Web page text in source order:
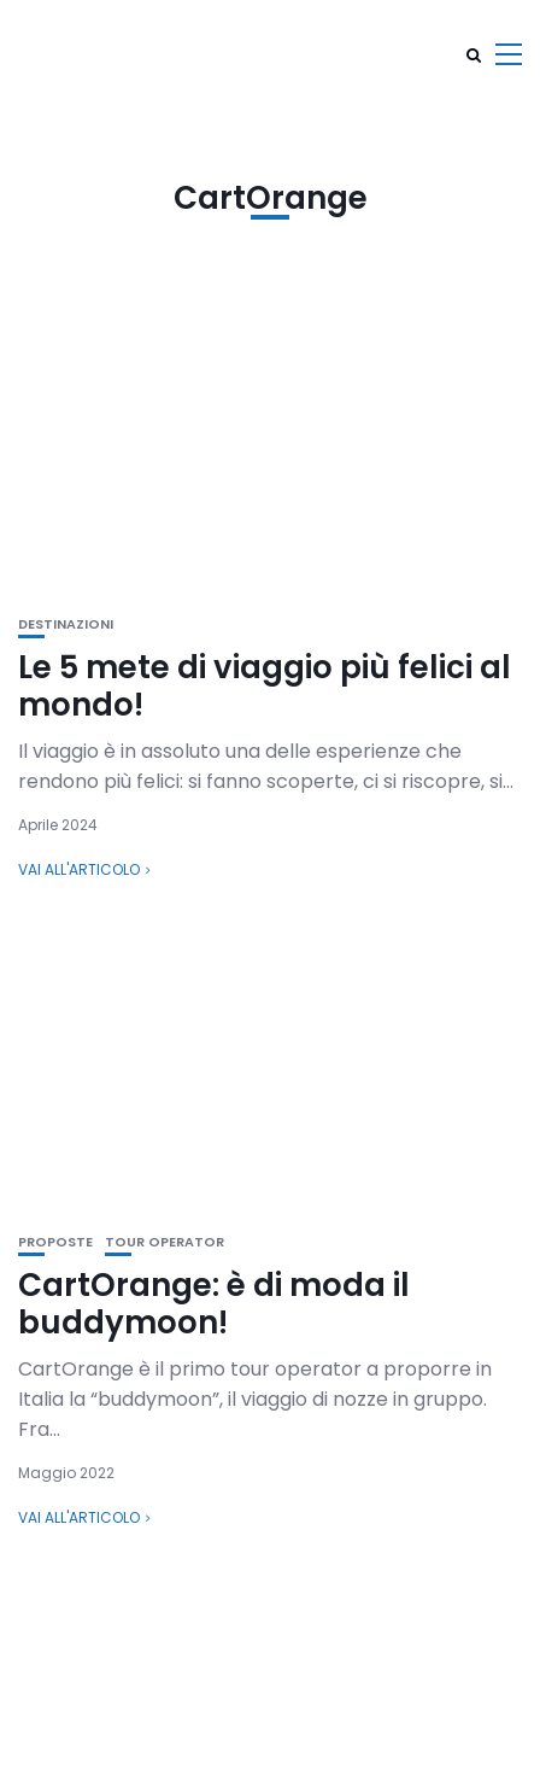
CartOrange
DESTINAZIONI
Le 5 mete di viaggio più felici al
mondo!
Il viaggio è in assoluto una delle esperienze che
rendono più felici: si fanno scoperte, ci si riscopre, si...
Aprile 2024
VAI ALL'ARTICOLO
PROPOSTE TOUR OPERATOR
CartOrange: è di moda il
buddymoon!
CartOrange è il primo tour operator a proporre in
Italia la “buddymoon”, il viaggio di nozze in gruppo.
Fra...
Maggio 2022
VAI ALL'ARTICOLO